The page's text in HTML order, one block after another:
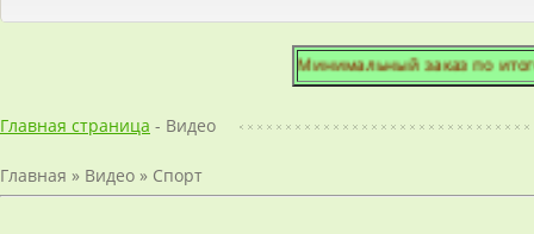
Минимальный заказ по
Главная страница - Видео
Главная » Видео » Спорт